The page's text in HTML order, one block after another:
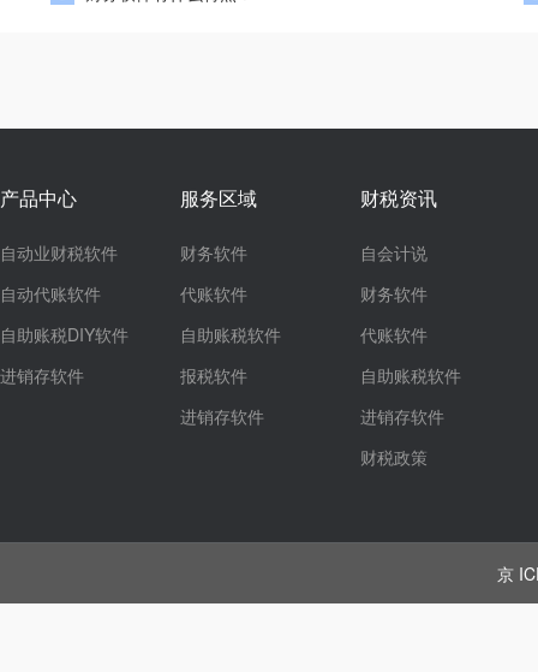
产品中心
自动业财税软件
自动代账软件
自助账税DIY软件
进销存软件
服务区域
财务软件
代账软件
自助账税软件
报税软件
进销存软件
财税资讯
自会计说
财务软件
代账软件
自助账税软件
进销存软件
财税政策
京